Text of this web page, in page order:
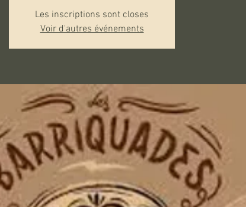
Les inscriptions sont closes
Voir d'autres événements